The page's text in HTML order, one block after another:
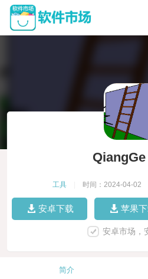
工具 时间：2024-04-02
安卓下载 苹果
安卓市场，
简介